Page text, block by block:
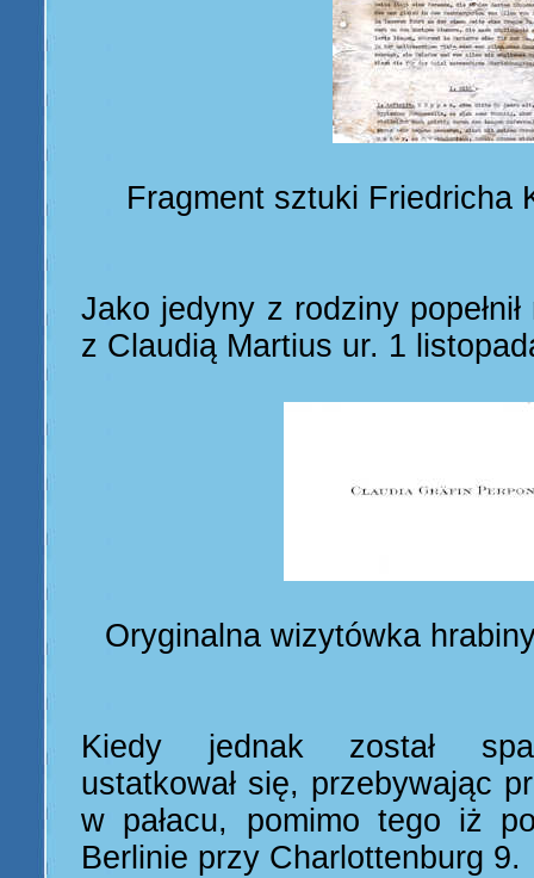
Fragment sztuki Friedricha
Jako jedyny z rodziny
z Claudią Martius ur. 1
Oryginalna wizytówka
Kiedy jednak został
ustatkował się, przebywając
w pałacu, pomimo tego iż
Berlinie przy Charlottenburg 9.